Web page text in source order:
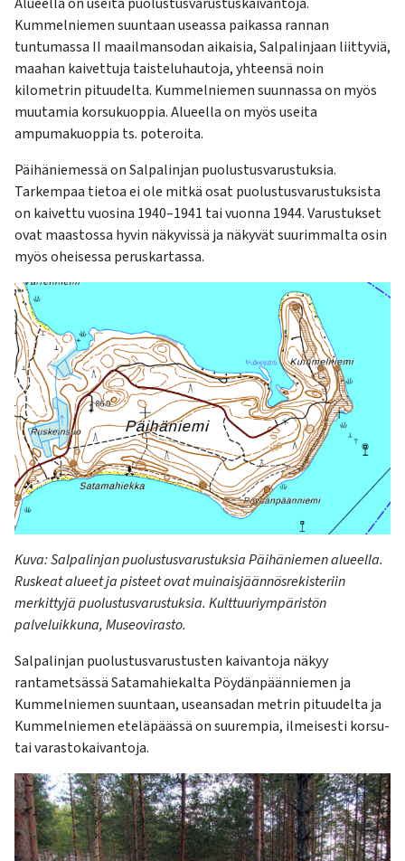
kosketus-
ja
pyyhkäisyliikkeitä.
Kummelniemen suuntaan useassa paikassa rannan
tuntumassa II maailmansodan aikaisia, Salpalinjaan liittyviä,
maahan kaivettuja taisteluhautoja, yhteensä noin
kilometrin pituudelta. Kummelniemen suunnassa on myös
muutamia korsukuoppia. Alueella on myös useita
ampumakuoppia ts. poteroita.
Päihäniemessä on Salpalinjan puolustusvarustuksia.
Tarkempaa tietoa ei ole mitkä osat puolustusvarustuksista
on kaivettu vuosina 1940–1941 tai vuonna 1944. Varustukset
ovat maastossa hyvin näkyvissä ja näkyvät suurimmalta osin
myös oheisessa peruskartassa.
Kuva:SalpalinjanpuolustusvarustuksiaPäihäniemenalueella.
Ruskeat alueet ja pisteet ovat muinaisjäännösrekisteriin
merkittyjä puolustusvarustuksia. Kulttuuriympäristön
palveluikkuna,Museovirasto.
Salpalinjan puolustusvarustusten kaivantoja näkyy
rantametsässä Satamahiekalta Pöydänpäänniemen ja
Kummelniemensuuntaan, useansadan metrin pituudelta ja
Kummelniemeneteläpäässä on suurempia, ilmeisesti korsu-
tai varastokaivantoja.